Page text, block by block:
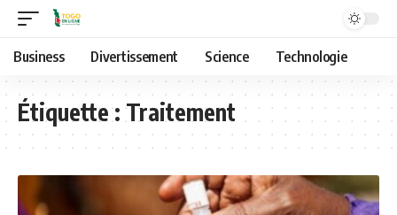
Business Divertissement Science Technologie
Étiquette :Traitement